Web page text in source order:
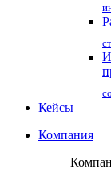
Кейсы
Компания